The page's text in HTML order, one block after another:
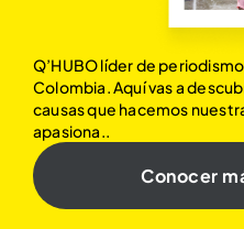
Q’HUBO líder de
Colombia. Aquí vas a
causas que hacemos
apasiona..
Conocer